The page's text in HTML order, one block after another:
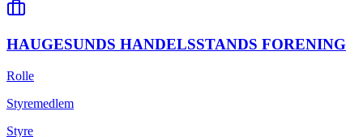
HAUGESUNDS HANDELSSTANDS FORENING
Rolle
Styremedlem
Styre